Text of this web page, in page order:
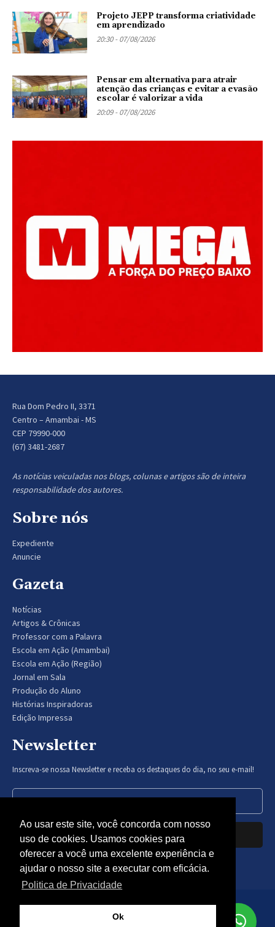
Projeto JEPP transforma criatividade
em aprendizado
20:30 - 07/08/2026
Pensar em alternativa para atrair
atenção das crianças e evitar a evasão
escolar é valorizar a vida
20:09 - 07/08/2026
Rua Dom Pedro II, 3371
Centro – Amambai - MS
CEP 79990-000
(67) 3481-2687
As notícias veiculadas nos blogs, colunas e artigos são de inteira
responsabilidade dos autores.
Sobre nós
Expediente
Anuncie
Gazeta
Notícias
Artigos & Crônicas
Professor com a Palavra
Escola em Ação (Amambai)
Escola em Ação (Região)
Jornal em Sala
Produção do Aluno
Histórias Inspiradoras
Edição Impressa
Newsletter
Inscreva-se nossa Newsletter e receba os destaques do dia, no seu e-mail!
Inscrever-se
Nós respeitamos sua privacidade.
Politica
Ao usar este site, você concorda com nosso
uso de cookies. Usamos cookies para
oferecer a você uma excelente experiência e
ajudar o nosso site a executar com eficácia.
Politica de Privacidade
Ok